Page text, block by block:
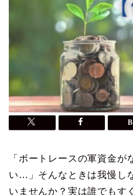
「ボートレースの軍資金
い…」そんなときは我慢し
いませんか？実は誰でもす